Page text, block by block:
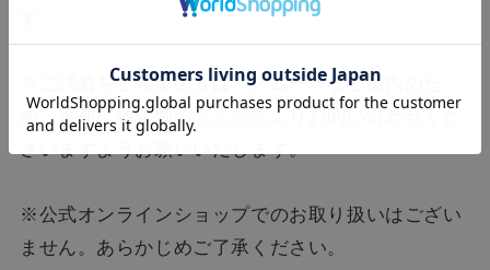
※ご試着をご希望の方は、スムーズなご案内のた
め、事前に各店舗の来店予約よりお問い合わせくだ
さいますようお願いいたします。
※公式オンラインショップでのお取り扱いはござい
ません。あらかじめご了承ください。